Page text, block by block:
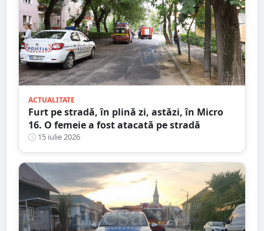
ACTUALITATE
Furt pe stradă, în plină zi, astăzi, în Micro
16. O femeie a fost atacată pe stradă
15 iulie 2026